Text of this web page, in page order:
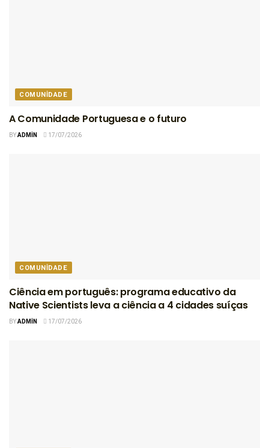
COMUNIDADE
A Comunidade Portuguesa e o futuro
BYADMIN 17/07/2026
COMUNIDADE
Ciência em português: programa educativo da
Native Scientists leva a ciência a 4 cidades suíças
BYADMIN 17/07/2026